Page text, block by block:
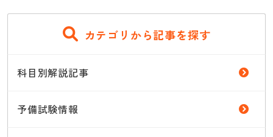
カテゴリから記事を探す
科目別解説記事
予備試験情報